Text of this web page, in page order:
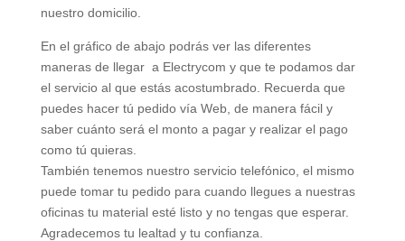
nuestro domicilio.
En el gráfico de abajo podrás ver las diferentes
maneras de llegar a Electrycom y que te podamos dar
el servicio al que estás acostumbrado. Recuerda que
puedes hacer tú pedido vía Web, de manera fácil y
saber cuánto será el monto a pagar y realizar el pago
como tú quieras.
También tenemos nuestro servicio telefónico, el mismo
puede tomar tu pedido para cuando llegues a nuestras
oficinas tu material esté listo y no tengas que esperar.
Agradecemos tu lealtad y tu confianza.